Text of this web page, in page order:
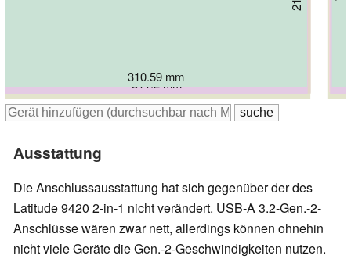
314 mm
314 mm
314.4 mm
311.2 mm
310.59 mm
310.59 mm
Ausstattung
Die Anschlussausstattung hat sich gegenüber der des
Latitude 9420 2-in-1 nicht verändert. USB-A 3.2-Gen.-2-
Anschlüsse wären zwar nett, allerdings können ohnehin
nicht viele Geräte die Gen.-2-Geschwindigkeiten nutzen.